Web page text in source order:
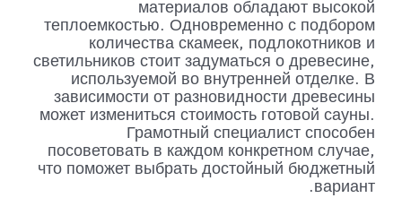
материалов обладают высокой
теплоемкостью. Одновременно с подбором
количества скамеек, подлокотников и
светильников стоит задуматься о древесине,
используемой во внутренней отделке. В
зависимости от разновидности древесины
может измениться стоимость готовой сауны.
Грамотный специалист способен
посоветовать в каждом конкретном случае,
что поможет выбрать достойный бюджетный
вариант.